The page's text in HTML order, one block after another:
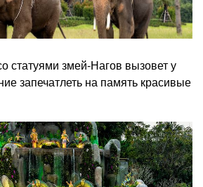
статуями змей-Нагов вызовет у
запечатлеть на память красивые